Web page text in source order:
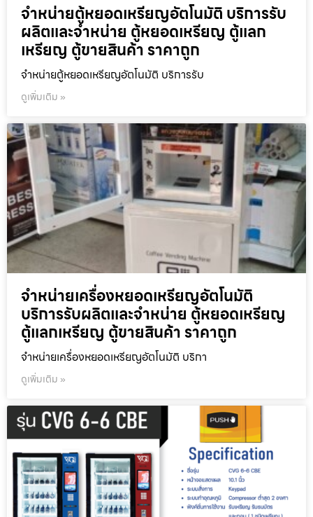
จำหน่ายตู้หยอดเหรียญ​อัตโนมัติ บริการรับ
ผลิตและจำหน่าย ตู้หยอดเหรียญ ตู้แลก
เหรียญ ตู้ขายสินค้า ราคาถูก
จำหน่ายตู้หยอดเหรียญ​อัตโนมัติ บริการรับ
ดูเพิ่มเติม »
จำหน่ายเครื่องหยอดเหรียญ​อัตโนมัติ
บริการรับผลิตและจำหน่าย ตู้หยอดเหรียญ
ตู้แลกเหรียญ ตู้ขายสินค้า ราคาถูก
จำหน่ายเครื่องหยอดเหรียญ​อัตโนมัติ บริกา
ดูเพิ่มเติม »